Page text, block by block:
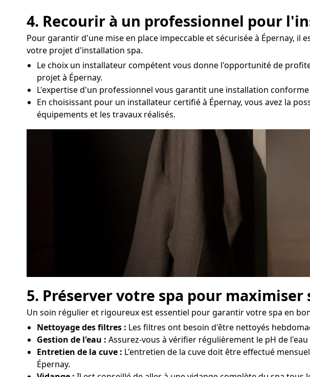
4. Recourir à un professionnel pour
Pour garantir d'une mise en place impeccable et sécurisée à Épernay,
votre projet d'installation spa.
Le choix un installateur compétent vous donne l'opportunité de
projet à Épernay.
L'expertise d'un professionnel vous garantit une installation
En choisissant pour un installateur certifié à Épernay, vous avez la
équipements et les travaux réalisés.
5. Préserver votre spa pour maximiser
Un soin régulier et rigoureux est essentiel pour garantir votre spa en
Nettoyage des filtres : Les filtres ont besoin d'être nettoyés
Gestion de l'eau : Assurez-vous à vérifier régulièrement le pH de
Entretien de la cuve : L'entretien de la cuve doit être effectué
Épernay.